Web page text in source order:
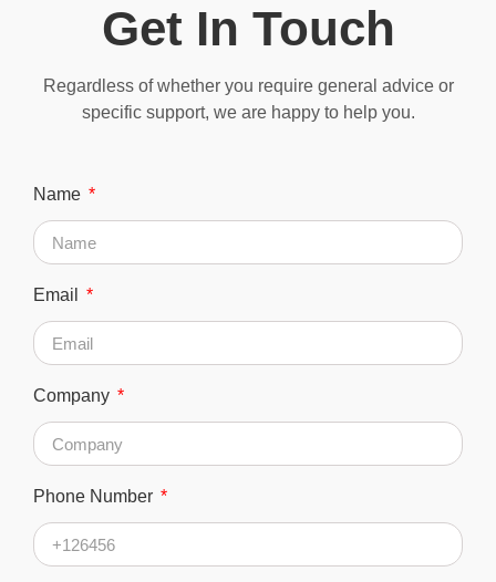
Get In Touch
Regardless of whether you require general advice or
specific support, we are happy to help you.
Name
Email
Company
Phone Number